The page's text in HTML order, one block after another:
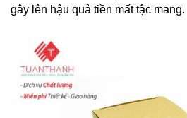
gây lên hậu quả tiền mất tậc mang.